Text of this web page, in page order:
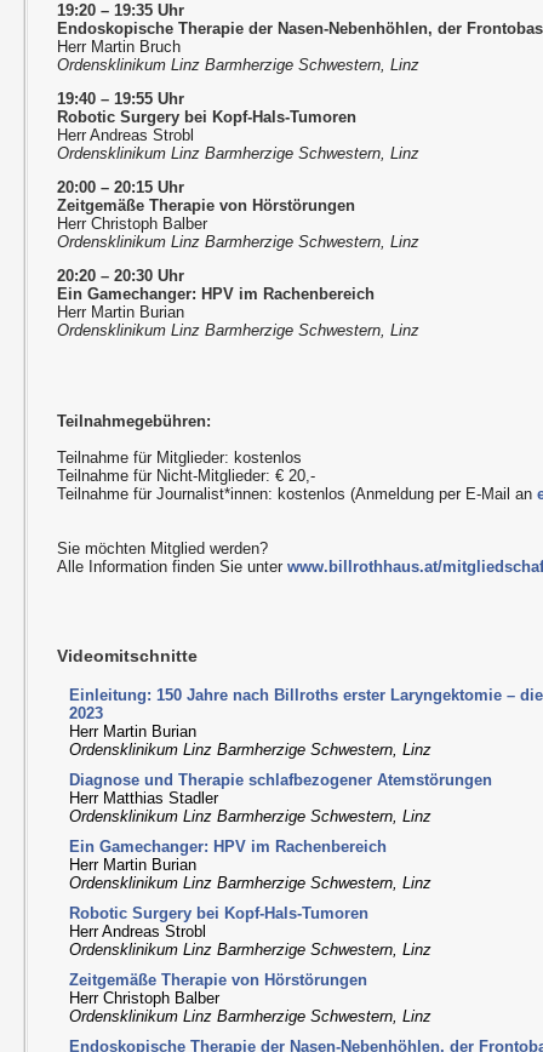
19:20 – 19:35 Uhr
Endoskopische Therapie der Nasen-Nebenhöhlen, der
Herr Martin Bruch
Ordensklinikum Linz Barmherzige Schwestern, Linz
19:40 – 19:55 Uhr
Robotic Surgery bei Kopf-Hals-Tumoren
Herr Andreas Strobl
Ordensklinikum Linz Barmherzige Schwestern, Linz
20:00 – 20:15 Uhr
Zeitgemäße Therapie von Hörstörungen
Herr Christoph Balber
Ordensklinikum Linz Barmherzige Schwestern, Linz
20:20 – 20:30 Uhr
Ein Gamechanger: HPV im Rachenbereich
Herr Martin Burian
Ordensklinikum Linz Barmherzige Schwestern, Linz
Teilnahmegebühren:
Teilnahme für Mitglieder: kostenlos
Teilnahme für Nicht-Mitglieder: € 20,-
Teilnahme für Journalist*innen: kostenlos (Anmeldung per E-Mail an
Sie möchten Mitglied werden?
Alle Information finden Sie unterwww.billrothhaus.at/
Videomitschnitte
Einleitung: 150 Jahre nach Billroths erster Laryngektomie –
2023
Herr Martin Burian
Ordensklinikum Linz Barmherzige Schwestern, Linz
Diagnose und Therapie schlafbezogener Atemstörungen
Herr Matthias Stadler
Ordensklinikum Linz Barmherzige Schwestern, Linz
Ein Gamechanger: HPV im Rachenbereich
Herr Martin Burian
Ordensklinikum Linz Barmherzige Schwestern, Linz
Robotic Surgery bei Kopf-Hals-Tumoren
Herr Andreas Strobl
Ordensklinikum Linz Barmherzige Schwestern, Linz
Zeitgemäße Therapie von Hörstörungen
Herr Christoph Balber
Ordensklinikum Linz Barmherzige Schwestern, Linz
Endoskopische Therapie der Nasen-Nebenhöhlen, der